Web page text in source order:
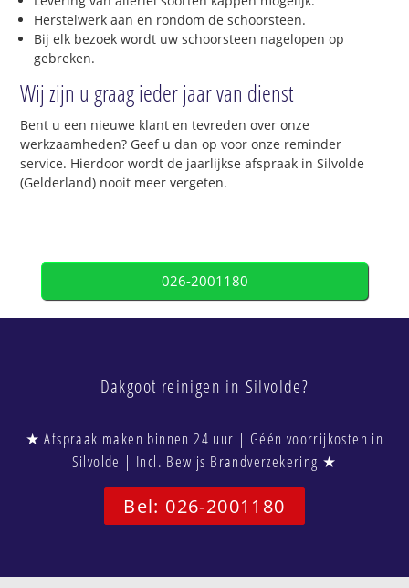
Herstelwerk aan en rondom de schoorsteen.
Bij elk bezoek wordt uw schoorsteen nagelopen op
gebreken.
Wij zijn u graag ieder jaar van dienst
Bent u een nieuwe klant en tevreden over onze
werkzaamheden? Geef u dan op voor onze reminder
service. Hierdoor wordt de jaarlijkse afspraak in Silvolde
(Gelderland) nooit meer vergeten.
026-2001180
Dakgoot reinigen in Silvolde?
★ Afspraak maken binnen 24 uur | Géén voorrijkosten in
Silvolde | Incl. Bewijs Brandverzekering ★
Bel: 026-2001180